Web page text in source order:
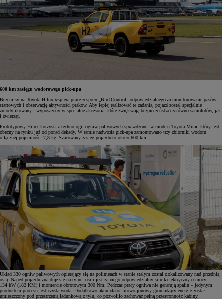
600 km zasięgu wodorowego pick-upa
Bezemisyjna Toyota Hilux wspiera pracę zespołu „Bird Control” odpowiedzialnego za monitorowanie pasów
startowych i obserwację aktywności ptaków. Aby lepiej realizować te zadania, pojazd został specjalnie
zmodyfikowany i wyposażony w specjalne akcesoria, które zwiększają bezpieczeństwo zarówno samolotów, jak
i zwierząt.
Prototypowy Hilux korzysta z technologii ogniw paliwowych sprawdzonej w modelu Toyota Mirai, który jest
obecny na rynku już od ponad dekady. W ramie nadwozia pick-upa zamontowano trzy zbiorniki wodoru
o łącznej pojemności 7,8 kg. Szacowany zasięg pojazdu to około 600 km.
Układ 330 ogniw paliwowych opierający się na polimerach w stanie stałym został zlokalizowany nad przednią
osią. Napęd pojazdu znajduje się na tylnej osi i jest za niego odpowiedzialny silnik elektryczny o mocy
134 kW (182 KM) i momencie obrotowym 300 Nm. Podczas pracy ogniwa nie generują spalin – jedynym
produktem procesu jest czysta woda. Dodatkowo akumulator litowo-jonowy gromadzący energię został
umieszczony pod przestrzenią ładunkową z tyłu, co pozwoliło zachować pełną przestronność kabiny.